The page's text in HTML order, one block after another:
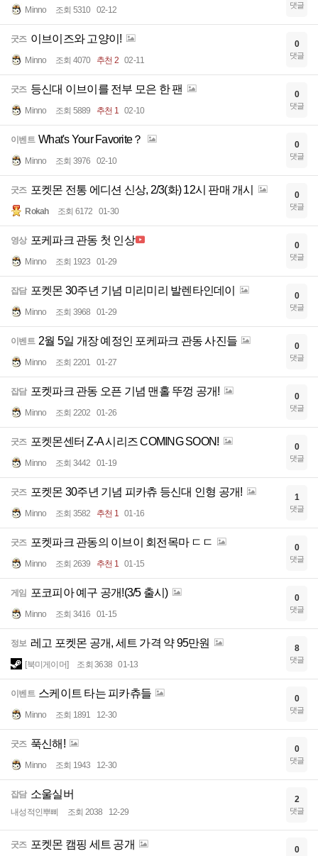
Minno 조회 5310 02-12 댓글
굿즈 이브이즈와 고양이!
Minno 조회 4070 추천 2 02-11
0
댓글
굿즈 등신대 이브이를 전부 모은 한 팬
Minno 조회 5889 추천 1 02-10
0
댓글
이벤트 What's Your Favorite？
Minno 조회 3976 02-10
0
댓글
굿즈 포켓몬 전통 에디션 신상, 2/3(화) 12시 판매 개시
Rokah 조회 6172 01-30
0
댓글
영상 포케파크 관동 첫 인상
Minno 조회 1923 01-29
0
댓글
잡담 포켓몬 30주년 기념 미리미리 발렌타인데이
Minno 조회 3968 01-29
0
댓글
이벤트 2월 5일 개장 예정인 포케파크 관동 사진들
Minno 조회 2201 01-27
0
댓글
잡담 포켓파크 관동 오픈 기념 맨홀 뚜껑 공개!
Minno 조회 2202 01-26
0
댓글
굿즈 포켓몬센터 Z-A 시리즈 COMING SOON!
Minno 조회 3442 01-19
0
댓글
굿즈 포켓몬 30주년 기념 피카츄 등신대 인형 공개!
Minno 조회 3582 추천 1 01-16
1
댓글
굿즈 포켓파크 관동의 이브이 회전목마 ㄷㄷ
Minno 조회 2639 추천 1 01-15
0
댓글
게임 포코피아 예구 공개!(3/5 출시)
Minno 조회 3416 01-15
0
댓글
정보 레고 포켓몬 공개, 세트 가격 약 95만원
[북미게이머] 조회 3638 01-13
8
댓글
이벤트 스케이트 타는 피카츄들
Minno 조회 1891 12-30
0
댓글
굿즈 푹신해!
Minno 조회 1943 12-30
0
댓글
잡담 소울실버
내성적인뿌삐 조회 2038 12-29
2
댓글
굿즈 포켓몬 캠핑 세트 공개 0